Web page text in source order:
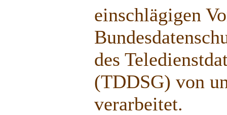
einschlägigen
des
(TDDSG) von
verarbeitet.